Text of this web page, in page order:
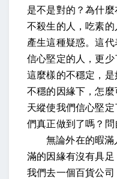
是不是對的？為什
不殺生的人，吃素
產生這種疑惑。這
信心堅定的人，更
這麼樣的不穩定，
不穩的因緣下，怎
天縱使我們信心堅
們真正做到了嗎？問
無論外在的暇
滿的因緣有沒有具
我們去一個百貨公